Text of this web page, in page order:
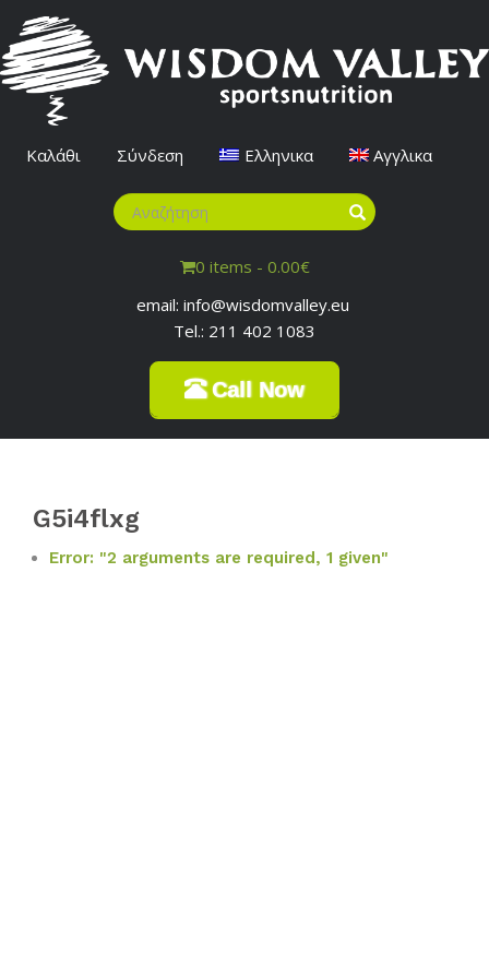
Καλάθι Σύνδεση Ελληνικα Αγγλικα
0 items - 0.00€
email: info@wisdomvalley.eu
Tel.: 211 402 1083
Call Now
G5i4flxg
Error: "2 arguments are required, 1 given"